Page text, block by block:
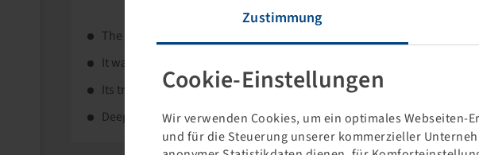
Zustimmung
Cookie-Einstellungen
Wir verwenden Cookies, um ein optimales Webseiten-
und für die Steuerung unserer kommerzieller
The Kenda Kanine KR20 is an ATV radial tyre for use on paved roads.
It was developed specially for 3-wheeled motorcycles.
Its tread pattern offers reduced rolling resistance and at the same time
Deep grooves prevent aquaplaning and provide outstanding